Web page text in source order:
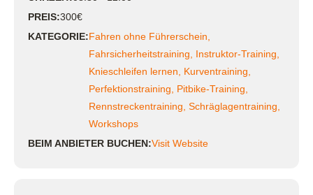
PREIS:300€
KATEGORIE:Fahren ohne Führerschein
Fahrsicherheitstraining
Instruktor-Training
Knieschleifen lernen
Kurventraining
Perfektionstraining
Pitbike-Training
Rennstreckentraining Schräglagentraining
Workshops
BEIM ANBIETER BUCHEN:Visit Website